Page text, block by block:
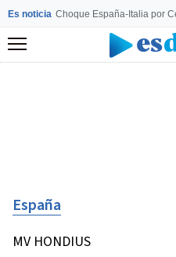
Es noticia Choque España-Italia por
Menú
España
MV HONDIUS